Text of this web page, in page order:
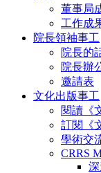
董事局
工作成
院長領袖事工
院長的
院長辦
邀請表
文化出版事工
閱讀《
訂閱《
學術交
CRRS
深